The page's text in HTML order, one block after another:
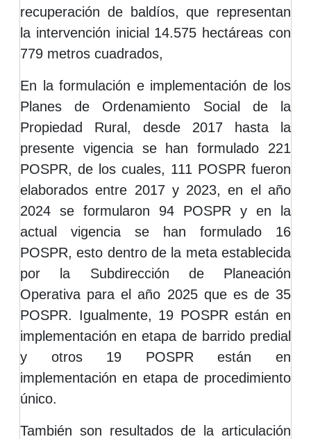
recuperación de baldíos, que representan
la intervención inicial 14.575 hectáreas con
779 metros cuadrados,
En la formulación e implementación de los
Planes de Ordenamiento Social de la
Propiedad Rural, desde 2017 hasta la
presente vigencia se han formulado 221
POSPR, de los cuales, 111 POSPR fueron
elaborados entre 2017 y 2023, en el año
2024 se formularon 94 POSPR y en la
actual vigencia se han formulado 16
POSPR, esto dentro de la meta establecida
por la Subdirección de Planeación
Operativa para el año 2025 que es de 35
POSPR. Igualmente, 19 POSPR están en
implementación en etapa de barrido predial
y otros 19 POSPR están en
implementación en etapa de procedimiento
único.
También son resultados de la articulación